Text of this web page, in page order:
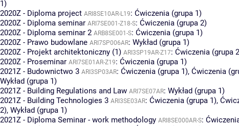
1)
2020Z - Diploma project ARI8SE10AR-L19: Ćwiczenia (grupa 1)
2020Z - Diploma seminar ARI7SE001-Z18-S: Ćwiczenia (grupa 2)
2020Z - Diploma seminar 2 ARB8SE001-S: Ćwiczenia (grupa 1)
2020Z - Prawo budowlane ARI7SP006AR: Wykład (grupa 1)
2020Z - Projekt architektoniczny (1) ARI3SP19AR-Z17: Ćwiczenia (grupa
2020Z - Proseminar ARI7SE01AR-Z19: Ćwiczenia (grupa 1)
2021Z - Budownictwo 3 ARI3SP03AR: Ćwiczenia (grupa 1), Ćwiczenia
Wykład (grupa 1)
2021Z - Building Regulations and Law ARI7SE07AR: Wykład (grupa 1)
2021Z - Building Technologies 3 ARI3SE03AR: Ćwiczenia (grupa 1),
2), Wykład (grupa 1)
2021Z - Diploma Seminar - work methodology ARI8SE000AR-S: